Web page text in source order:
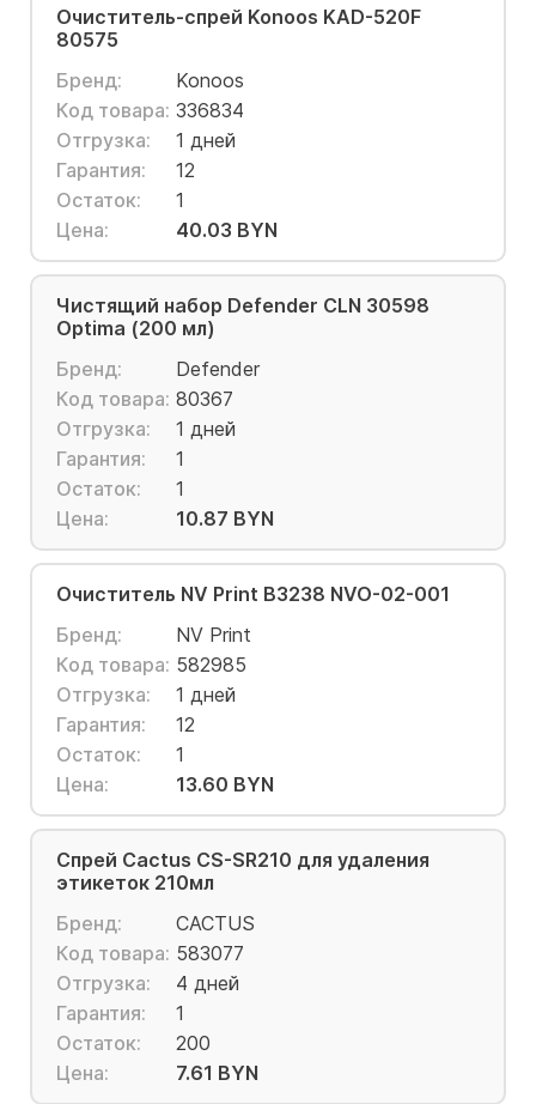
Очиститель-спрей Konoos KAD-520F
80575
Бренд:
Konoos
Код товара: 336834
Отгрузка:
1 дней
Гарантия:
12
Остаток:
1
Цена:
40.03 BYN
Чистящий набор Defender CLN 30598
Optima (200 мл)
Бренд:
Defender
Код товара: 80367
Отгрузка:
1 дней
Гарантия:
1
Остаток:
1
Цена:
10.87 BYN
Очиститель NV Print B3238 NVO-02-001
Бренд:
NV Print
Код товара: 582985
Отгрузка:
1 дней
Гарантия:
12
Остаток:
1
Цена:
13.60 BYN
Спрей Cactus CS-SR210 для удаления
этикеток 210мл
Бренд:
CACTUS
Код товара: 583077
Отгрузка:
4 дней
Гарантия:
1
Остаток:
200
Цена:
7.61 BYN